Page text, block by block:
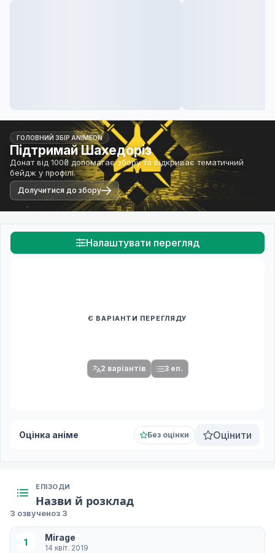
ГОЛОВНИЙ ЗБІР ANIMEON
Підтримай Шахедоріз
Донат від 100₴ допомагає збору та відкриває тематичний
бейдж у профілі.
Долучитися до збору
Налаштувати перегляд
Є ВАРІАНТИ ПЕРЕГЛЯДУ
2 варіантів 3 еп.
Оцінка аніме Без оцінки Оцінити
ЕПІЗОДИ
Назви й розклад
3 озвученоз 3
1 Mirage
14 квіт. 2019